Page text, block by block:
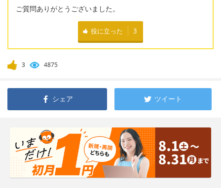
ご質問ありがとうございました。
役に立った 3
3 4875
シェア ツイート